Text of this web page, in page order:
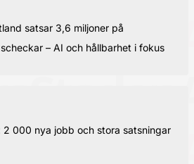
satsar 3,6 miljoner på
– AI och hållbarhet i fokus
2 000 nya jobb och stora satsningar